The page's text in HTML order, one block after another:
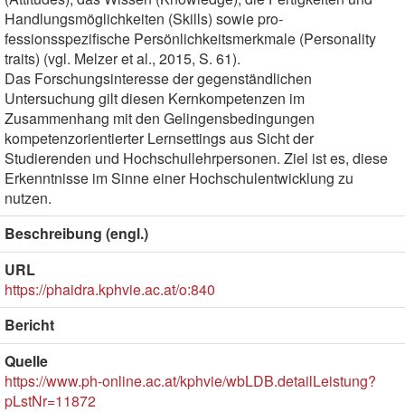
Handlungsmöglichkeiten (Skills) sowie pro-
fessionsspezifische Persönlichkeitsmerkmale (Personality
traits) (vgl. Melzer et al., 2015, S. 61).
Das Forschungsinteresse der gegenständlichen
Untersuchung gilt diesen Kernkompetenzen im
Zusammenhang mit den Gelingensbedingungen
kompetenzorientierter Lernsettings aus Sicht der
Studierenden und Hochschullehrpersonen. Ziel ist es, diese
Erkenntnisse im Sinne einer Hochschulentwicklung zu
nutzen.
Beschreibung (engl.)
URL
https://phaidra.kphvie.ac.at/o:840
Bericht
Quelle
https://www.ph-online.ac.at/kphvie/wbLDB.detailLeistung?
pLstNr=11872